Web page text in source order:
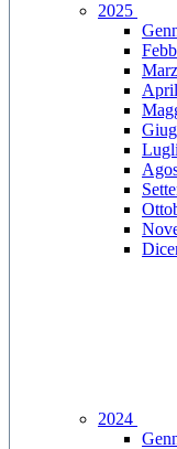
2025
2024